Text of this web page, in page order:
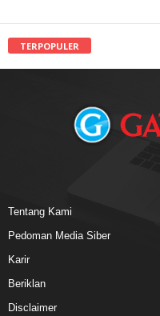
TERPOPULER
Tentang Kami
Pedoman Media Siber
Karir
Beriklan
Disclaimer